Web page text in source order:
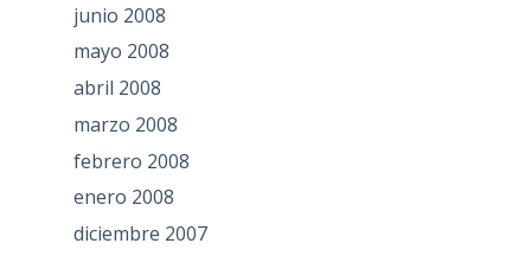
junio 2008
mayo 2008
abril 2008
marzo 2008
febrero 2008
enero 2008
diciembre 2007